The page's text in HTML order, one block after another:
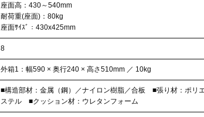
座面高：430～540mm
耐荷重(座面)：80kg
座面ｻｲｽﾞ：430x425mm
8
外箱1：幅590 × 奥行240 × 高さ510mm ／ 10kg
■構造部材：金属（鋼）／ナイロン樹脂／合板 ■張り材：ポリ
ステル ■クッション材：ウレタンフォーム